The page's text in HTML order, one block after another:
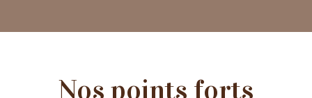
Nos points forts